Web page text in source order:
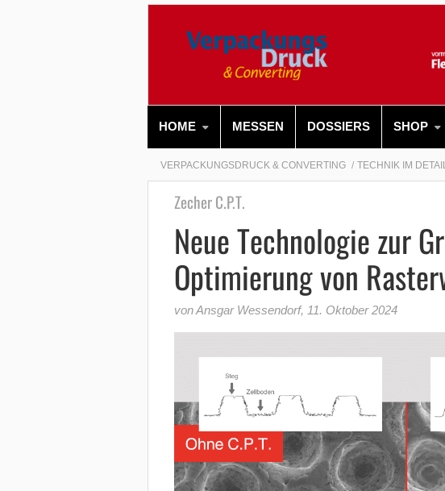
HOME MESSEN DOSSIERS SHOP
VERPACKUNGSDRUCK & CONVERTING TECHNIK IM
Zecher C.P.T.
Neue Technologie zur
Optimierung von
von Ansgar Wessendorf, 11. Oktober 2024